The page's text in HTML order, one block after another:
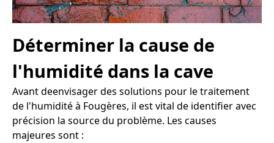
Déterminer la cause de
l'humidité dans la cave
Avant deenvisager des solutions pour le traitement
de l'humidité à Fougères, il est vital de identifier avec
précision la source du problème. Les causes
majeures sont :